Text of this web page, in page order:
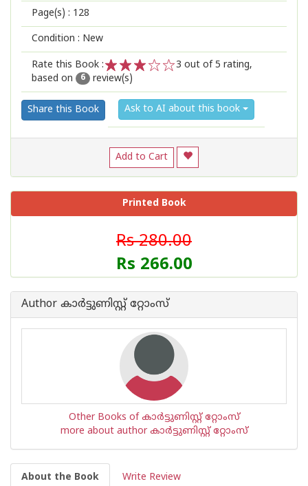
Page(s) : 128
Condition : New
Rate this Book :
2
1
3 out of 5 rating,
based on
6 review(s)
Share this Book Ask to AI about this book
Add to Cart
Printed Book
Rs 280.00
Rs 266.00
Author കാര്‍ട്ടുണിസ്റ്റ് റ്റോംസ്
Other Books of കാര്‍ട്ടുണിസ്റ്റ് റ്റോംസ്
more about author കാര്‍ട്ടുണിസ്റ്റ് റ്റോംസ്
About the Book Write Review